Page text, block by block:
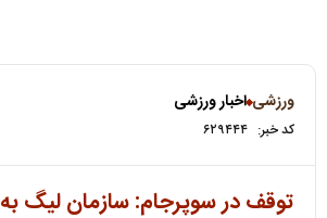
ورزشی اخبار ورزشی
کد خبر: ۶۲۹۴۴۴
توقف در سوپرجام: سازمان لیگ